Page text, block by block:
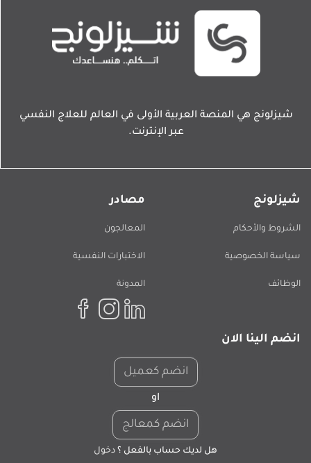
شيزلونج هي المنصة العربية الأولى في العالم للعلاج النفسي
عبر الإنترنت.
شيزلونج
الشروط والأحكام
سياسة الخصوصية
الوظائف
مصادر
المعالجون
الاختبارات النفسية
المدونة
انضم الينا الان
انضم كعميل
او
انضم كمعالج
هل لديك حساب بالفعل ؟ دخول